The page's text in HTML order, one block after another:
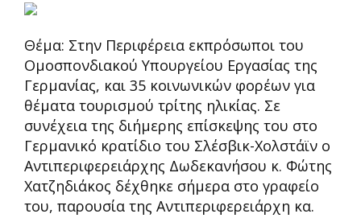
Θέμα: Στην Περιφέρεια εκπρόσωποι του
Ομοσπονδιακού Υπουργείου Εργασίας της
Γερμανίας, και 35 κοινωνικών φορέων για
θέματα τουρισμού τρίτης ηλικίας. Σε
συνέχεια της διήμερης επίσκεψης του στο
Γερμανικό κρατίδιο του Σλέσβικ-Χολστάϊν ο
Αντιπεριφερειάρχης Δωδεκανήσου κ. Φώτης
Χατζηδιάκος δέχθηκε σήμερα στο γραφείο
του, παρουσία της Αντιπεριφερειάρχη κα.